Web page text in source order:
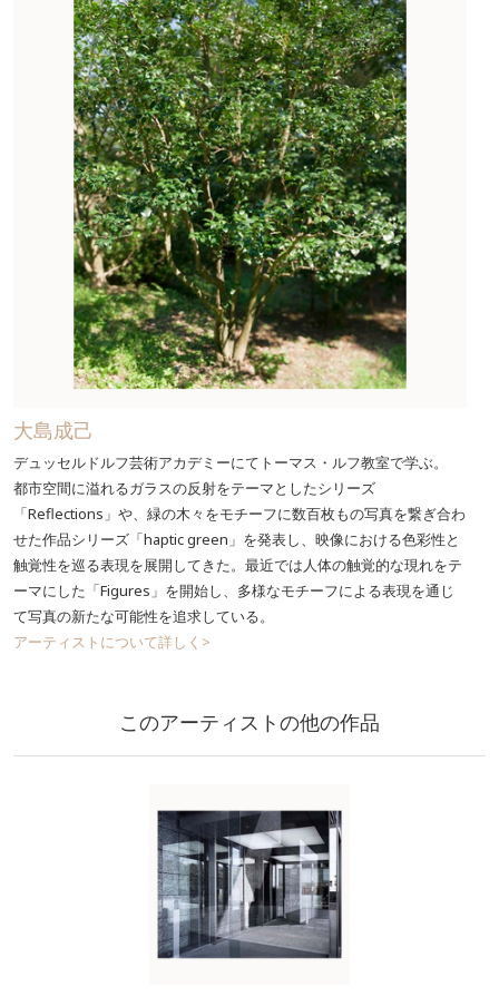
大島成己
デュッセルドルフ芸術アカデミーにてトーマス・ルフ教室で学ぶ。
都市空間に溢れるガラスの反射をテーマとしたシリーズ
「Reflections」や、緑の木々をモチーフに数百枚もの写真を繋ぎ合わ
せた作品シリーズ「haptic green」を発表し、映像における色彩性と
触覚性を巡る表現を展開してきた。最近では人体の触覚的な現れをテ
ーマにした「Figures」を開始し、多様なモチーフによる表現を通じ
て写真の新たな可能性を追求している。
アーティストについて詳しく>
このアーティストの他の作品